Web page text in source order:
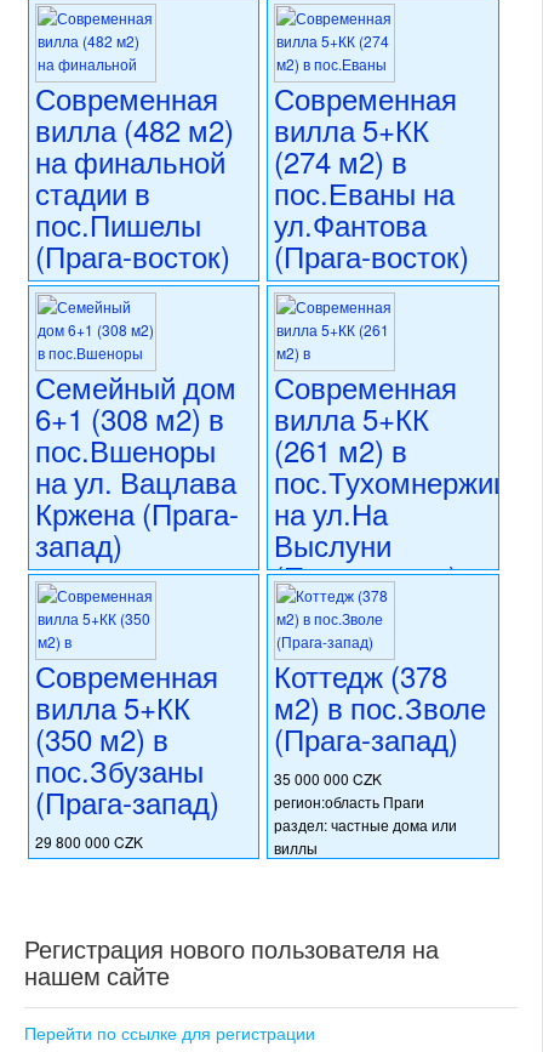
Современная
вилла (482 м2)
на финальной
стадии в
пос.Пишелы
(Прага-восток)
35 000 000 CZK
регион:область Праги
раздел: частные дома или
виллы
состояние: незавершенное
строительство
номер объекта: 20777
Современная
вилла 5+КК
(274 м2) в
пос.Еваны на
ул.Фантова
(Прага-восток)
31 000 000 CZK
регион:область Праги
раздел: частные дома или
виллы
состояние: новостройка
номер объекта:
20389
Семейный дом
6+1 (308 м2) в
пос.Вшеноры
на ул. Вацлава
Кржена (Прага-
запад)
34 000 000 CZK
регион:область Праги
раздел: частные дома или
виллы
состояние: стандарт
номер объекта:
20763
Современная
вилла 5+КК
(261 м2) в
пос.Тухомнержице
на ул.На
Выслуни
(Прага-запад)
28 900 000 CZK
регион:область Праги
раздел: частные дома или
виллы
состояние: новостройка
номер объекта: 19891
Современная
вилла 5+КК
(350 м2) в
пос.Збузаны
(Прага-запад)
29 800 000 CZK
регион:область Праги
номер объекта:20609
Коттедж (378
м2) в пос.Зволе
(Прага-запад)
35 000 000 CZK
регион:область Праги
раздел: частные дома или
виллы
Регистрация нового пользователя на
нашем сайте
Перейти по ссылке для регистрации